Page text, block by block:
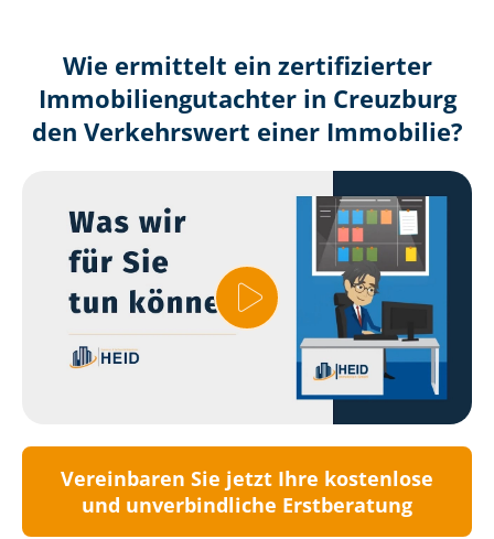
Wie ermittelt ein zertifizierter
Immobilien­gutachter in Creuzburg
den Verkehrswert einer Immobilie?
Vereinbaren Sie jetzt Ihre kostenlose
und unverbindliche Erstberatung